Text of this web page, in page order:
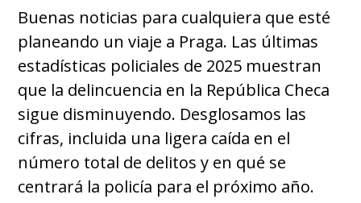
Buenas noticias para cualquiera que esté
planeando un viaje a Praga. Las últimas
estadísticas policiales de 2025 muestran
que la delincuencia en la República Checa
sigue disminuyendo. Desglosamos las
cifras, incluida una ligera caída en el
número total de delitos y en qué se
centrará la policía para el próximo año.